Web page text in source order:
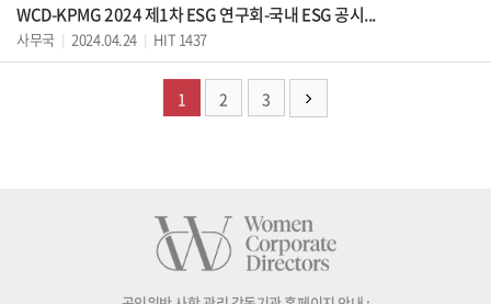
WCD-KPMG 2024 제1차 ESG 연구회-국내 ESG 공시...
사무국 | 2024.04.24 | HIT 1437
1 2 3